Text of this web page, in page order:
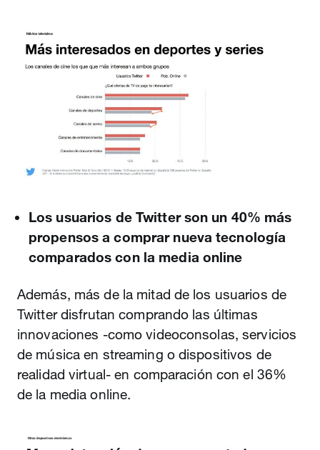
Los usuarios de Twitter son un 40% más
propensos a comprar nueva tecnología
comparados con la media online
Además, más de la mitad de los usuarios de
Twitter disfrutan comprando las últimas
innovaciones -como videoconsolas, servicios
de música en streaming o dispositivos de
realidad virtual- en comparación con el 36%
de la media online.